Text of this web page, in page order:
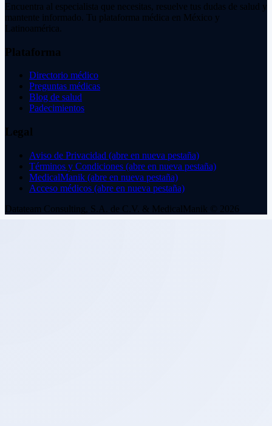
Encuentra al especialista que necesitas, resuelve tus dudas de salud y
mantente informado. Tu plataforma médica en México y
Latinoamérica.
Plataforma
Directorio médico
Preguntas médicas
Blog de salud
Padecimientos
Legal
Aviso de Privacidad (abre en nueva pestaña)
Términos y Condiciones (abre en nueva pestaña)
MedicalManik (abre en nueva pestaña)
Acceso médicos (abre en nueva pestaña)
Datateam Consulting, S.A. de C.V. & MedicalManik © 2026